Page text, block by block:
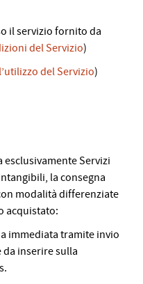
il servizio fornito da
del Servizio)
del Servizio)
Servizi
la consegna
modalità differenziate
acquistato:
immediata tramite invio
inserire sulla